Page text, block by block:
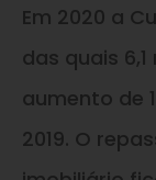
Em 2020 a
das quais
aumento de
2019. O